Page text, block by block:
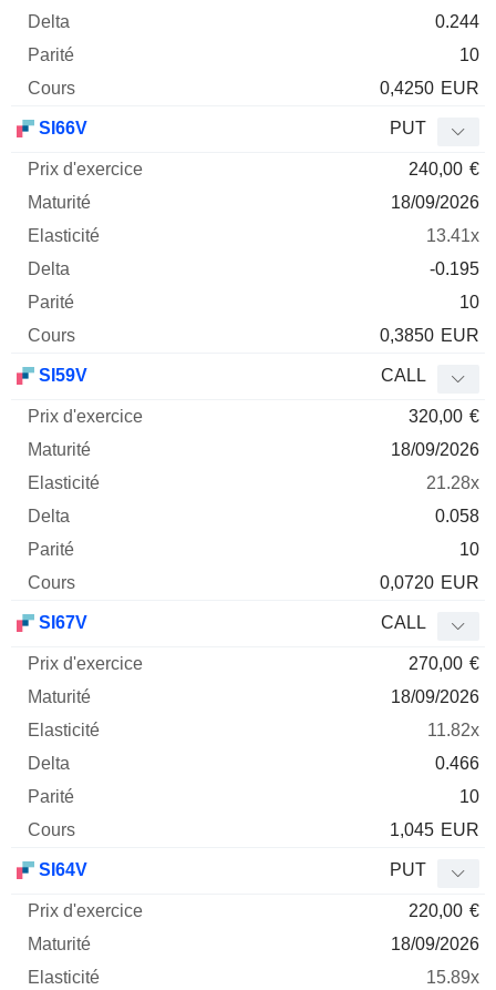
0.244
10
0,4250 EUR
SI66V PUT
240,00 €
18/09/2026
13.41x
-0.195
10
0,3850 EUR
SI59V CALL
320,00 €
18/09/2026
21.28x
0.058
10
0,0720 EUR
SI67V CALL
270,00 €
18/09/2026
11.82x
0.466
10
1,045 EUR
SI64V PUT
220,00 €
18/09/2026
15.89x